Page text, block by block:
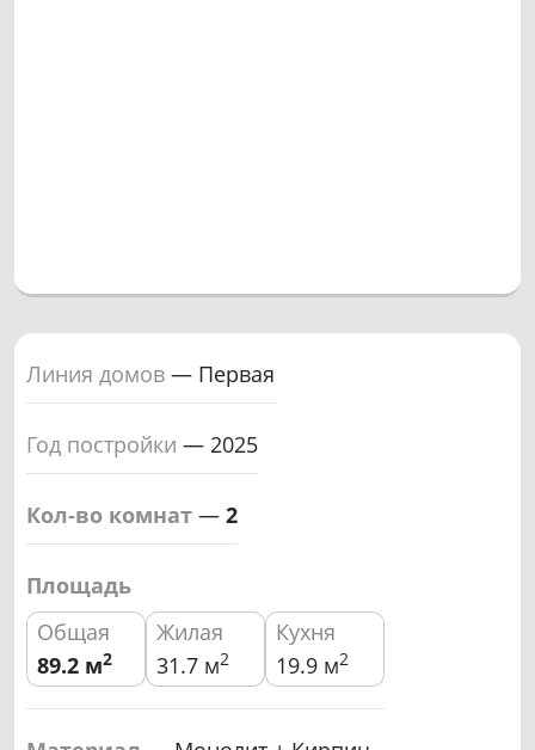
Линия домов — Первая
Год постройки — 2025
Кол-во комнат — 2
Площадь
Общая
Жилая
Кухня
89.2 м2 31.7 м2 19.9 м2